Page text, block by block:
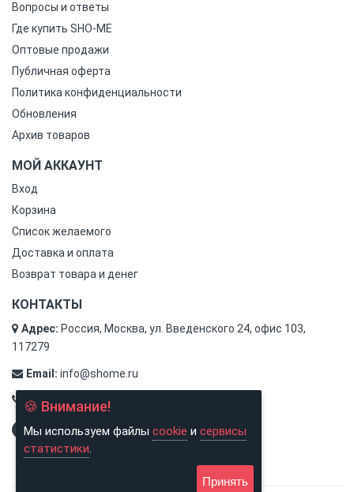
🍪 Внимание!
Мы используем файлы cookie и сервисы
статистики.
Принять
Вопросы и ответы
Где купить SHO-ME
Оптовые продажи
Публичная оферта
Политика конфиденциальности
Обновления
Архив товаров
МОЙ АККАУНТ
Вход
Корзина
Список желаемого
Доставка и оплата
Возврат товара и денег
КОНТАКТЫ
Адрес: Россия, Москва, ул. Введенского 24, офис 103,
117279
Email: info@shome.ru
Тел.: 8 (800) 500-31-78